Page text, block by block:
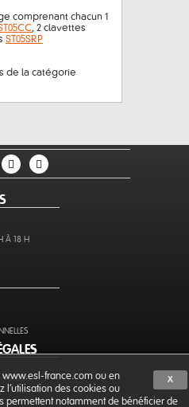
comprenant chacun 1
, 2 clavettes
ST05SRP
de la catégorie
À 18 H
VENTE
X
www.esl-france.com ou en
l’utilisation des cookies ou
permettent notamment de bénéficier de